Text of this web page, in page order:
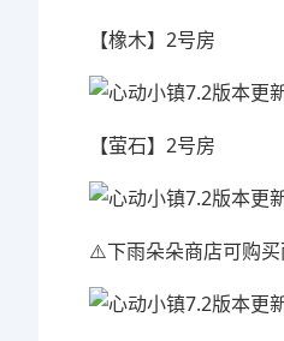
【橡木】2号房
【萤石】2号房
⚠️下雨朵朵商店可购